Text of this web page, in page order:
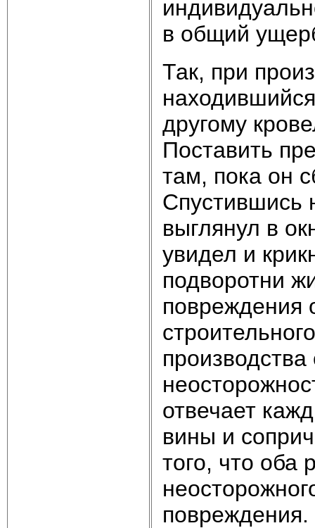
в общий
Так, при
другому
Поставить
там, пока он
Спустившись
выглянул в
увидел и
подворотни
повреждения
отвечает
вины и
того, что оба
повреждения.